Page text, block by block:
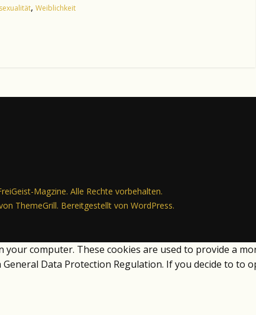
, Weiblichkeit
Magzine. Alle Rechte vorbehalten.
ThemeGrill. Bereitgestellt von WordPress.
your computer. These cookies are used to provide a
Data Protection Regulation. If you decide to